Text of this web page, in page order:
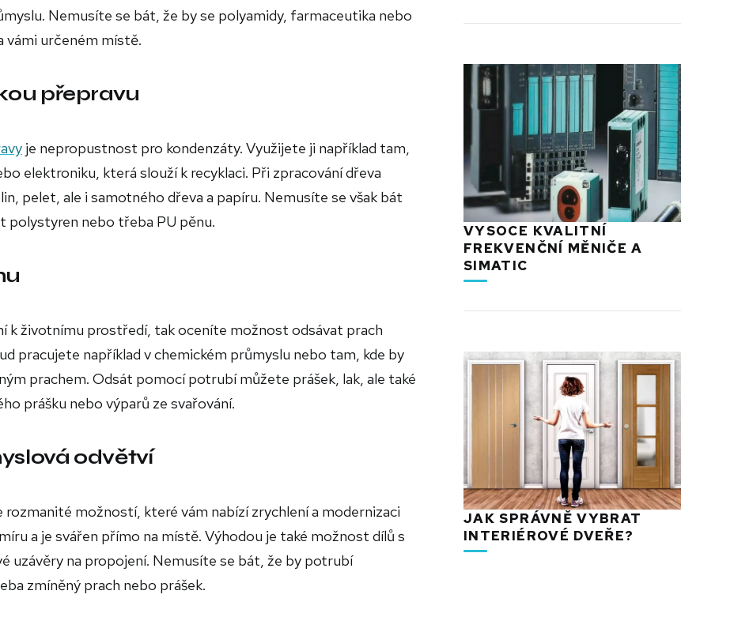
Nemusíte se bát, že by se polyamidy, farmaceutika nebo
vámi určeném místě.
přepravu
je nepropustnost pro kondenzáty. Využijete ji například tam,
elektroniku, která slouží k recyklaci. Při zpracování dřeva
pelet, ale i samotného dřeva a papíru. Nemusíte se však bát
polystyren nebo třeba PU pěnu.
k životnímu prostředí, tak oceníte možnost odsávat prach
pracujete například v chemickém průmyslu nebo tam, kde by
prachem. Odsát pomocí potrubí můžete prášek, lak, ale také
prášku nebo výparů ze svařování.
odvětví
rozmanité možností, které vám nabízí zrychlení a modernizaci
a je svářen přímo na místě. Výhodou je také možnost dílů s
uzávěry na propojení. Nemusíte se bát, že by potrubí
zmíněný prach nebo prášek.
VYSOCE KVALITNÍ
FREKVENČNÍ MĚNIČE A
SIMATIC
JAK SPRÁVNĚ VYBRAT
INTERIÉROVÉ DVEŘE?